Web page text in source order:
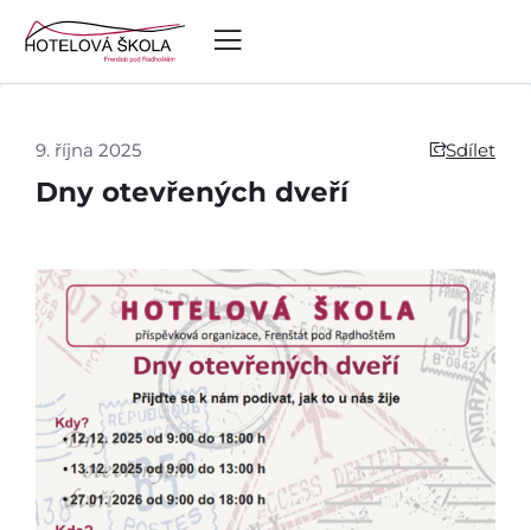
Úvod
Aktuálně
9. října 2025 Sdílet
Dny otevřených dveří